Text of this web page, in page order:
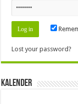
Lost your password?
Kalender